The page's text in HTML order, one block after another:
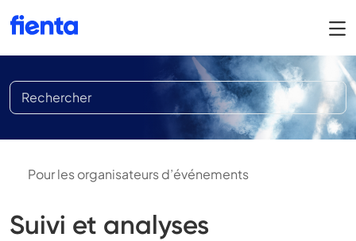
Pour les organisateurs d’événements
Suivi et analyses